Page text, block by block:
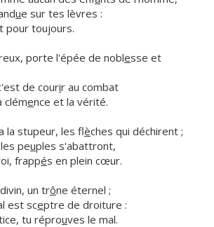
ue sur tes lèvres :
t pour toujours.
porte l'épée de noblesse et
de courir au combat
clémence et la vérité.
la stupeur, les flèches qui déchirent ;
peuples s'abattront,
frappés en plein cœur.
un trône éternel ;
est sceptre de droiture :
tu réprouves le mal.